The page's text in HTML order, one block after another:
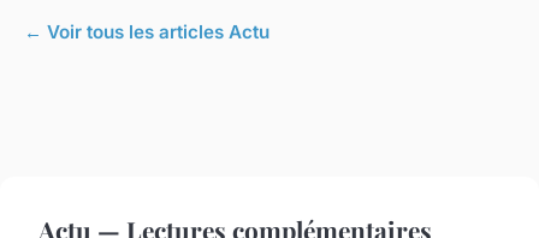
← Voir tous les articles Actu
Actu — Lectures complémentaires